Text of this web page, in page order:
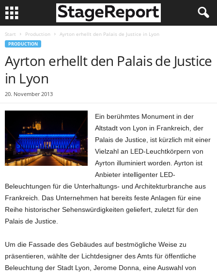
Start Production Ayrton erhellt den Palais de Justice in Lyon
PRODUCTION
Ayrton erhellt den Palais de Justice
in Lyon
20. November 2013
Ein berühmtes Monument in der
Altstadt von Lyon in Frankreich, der
Palais de Justice, ist kürzlich mit einer
Vielzahl an LED-Leuchtkörpern von
Ayrton illuminiert worden. Ayrton ist
Anbieter intelligenter LED-
Beleuchtungen für die Unterhaltungs- und Architekturbranche aus
Frankreich. Das Unternehmen hat bereits feste Anlagen für eine
Reihe historischer Sehenswürdigkeiten geliefert, zuletzt für den
Palais de Justice.
Um die Fassade des Gebäudes auf bestmögliche Weise zu
präsentieren, wählte der Lichtdesigner des Amts für öffentliche
Beleuchtung der Stadt Lyon, Jerome Donna, eine Auswahl von